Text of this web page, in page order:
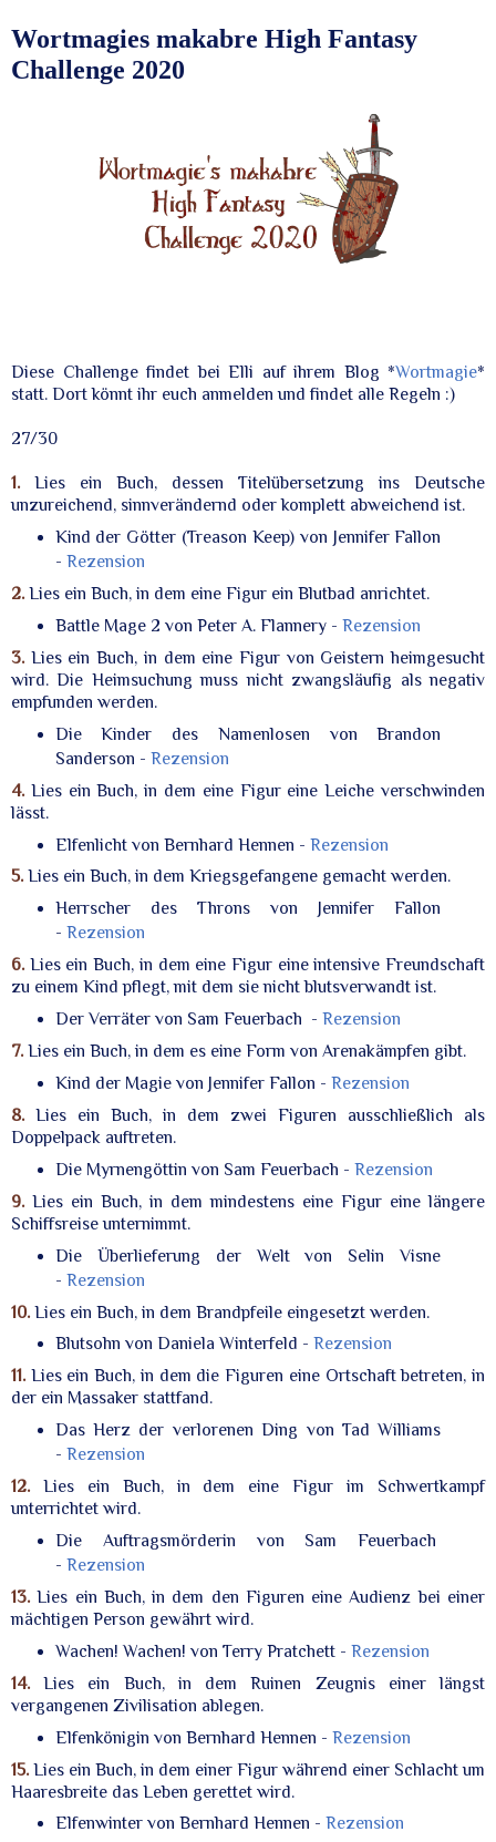
Wortmagies makabre High Fantasy
Challenge 2020
Diese Challenge findet bei Elli auf ihrem Blog *Wortmagie*
statt. Dort könnt ihr euch anmelden und findet alle Regeln :)
27/30
1. Lies ein Buch, dessen Titelübersetzung ins Deutsche
unzureichend, sinnverändernd oder komplett abweichend ist.
Kind der Götter (Treason Keep) von Jennifer Fallon
- Rezension
2. Lies ein Buch, in dem eine Figur ein Blutbad anrichtet.
Battle Mage 2 von Peter A. Flannery - Rezension
3. Lies ein Buch, in dem eine Figur von Geistern heimgesucht
wird. Die Heimsuchung muss nicht zwangsläufig als negativ
empfunden werden.
Die Kinder des Namenlosen von Brandon
Sanderson - Rezension
4. Lies ein Buch, in dem eine Figur eine Leiche verschwinden
lässt.
Elfenlicht von Bernhard Hennen - Rezension
5. Lies ein Buch, in dem Kriegsgefangene gemacht werden.
Herrscher des Throns von Jennifer Fallon
- Rezension
6. Lies ein Buch, in dem eine Figur eine intensive Freundschaft
zu einem Kind pflegt, mit dem sie nicht blutsverwandt ist.
Der Verräter von Sam Feuerbach - Rezension
7. Lies ein Buch, in dem es eine Form von Arenakämpfen gibt.
Kind der Magie von Jennifer Fallon - Rezension
8. Lies ein Buch, in dem zwei Figuren ausschließlich als
Doppelpack auftreten.
Die Myrnengöttin von Sam Feuerbach - Rezension
9. Lies ein Buch, in dem mindestens eine Figur eine längere
Schiffsreise unternimmt.
Die Überlieferung der Welt von Selin Visne
- Rezension
10. Lies ein Buch, in dem Brandpfeile eingesetzt werden.
Blutsohn von Daniela Winterfeld - Rezension
11. Lies ein Buch, in dem die Figuren eine Ortschaft betreten, in
der ein Massaker stattfand.
Das Herz der verlorenen Ding von Tad Williams
- Rezension
12. Lies ein Buch, in dem eine Figur im Schwertkampf
unterrichtet wird.
Die Auftragsmörderin von Sam Feuerbach
- Rezension
13. Lies ein Buch, in dem den Figuren eine Audienz bei einer
mächtigen Person gewährt wird.
Wachen! Wachen! von Terry Pratchett - Rezension
14. Lies ein Buch, in dem Ruinen Zeugnis einer längst
vergangenen Zivilisation ablegen.
Elfenkönigin von Bernhard Hennen - Rezension
15. Lies ein Buch, in dem einer Figur während einer Schlacht um
Haaresbreite das Leben gerettet wird.
Elfenwinter von Bernhard Hennen - Rezension